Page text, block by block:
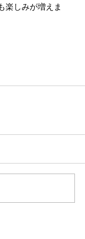
楽しみが増えま